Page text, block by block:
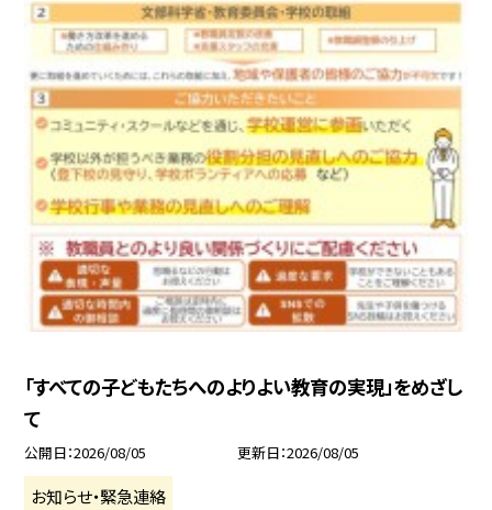
「すべての子どもたちへのよりよい教育の実現」をめざし
て
公開日 2026/08/05 更新日 2026/08/05
お知らせ・緊急連絡